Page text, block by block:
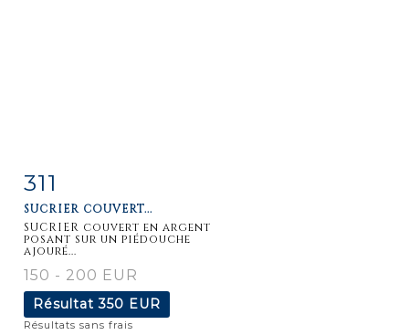
311
SUCRIER COUVERT...
SUCRIER couvert en argent
posant sur un piédouche
ajouré...
150 - 200 EUR
Résultat350 EUR
Résultats sans frais